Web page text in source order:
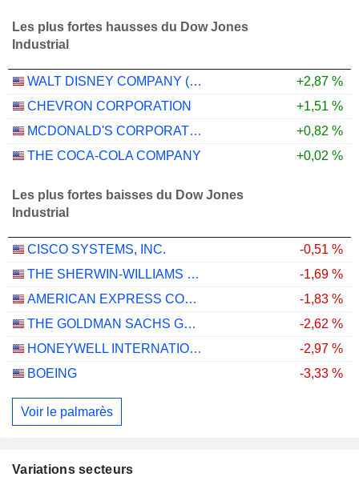
Les plus fortes hausses du Dow Jones
Industrial
WALT DISNEY COMPANY (THE)
+2,87 %
CHEVRON CORPORATION
+1,51 %
MCDONALD'S CORPORATION
+0,82 %
THE COCA-COLA COMPANY
+0,02 %
Les plus fortes baisses du Dow Jones
Industrial
CISCO SYSTEMS, INC.
-0,51 %
THE SHERWIN-WILLIAMS COMPANY
-1,69 %
AMERICAN EXPRESS COMPANY
-1,83 %
THE GOLDMAN SACHS GROUP, INC.
-2,62 %
HONEYWELL INTERNATIONAL INC.
-2,97 %
BOEING
-3,33 %
Voir le palmarès
Variations secteurs